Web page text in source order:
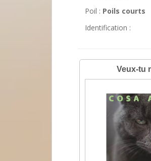
Poil : Poils courts
Identification :